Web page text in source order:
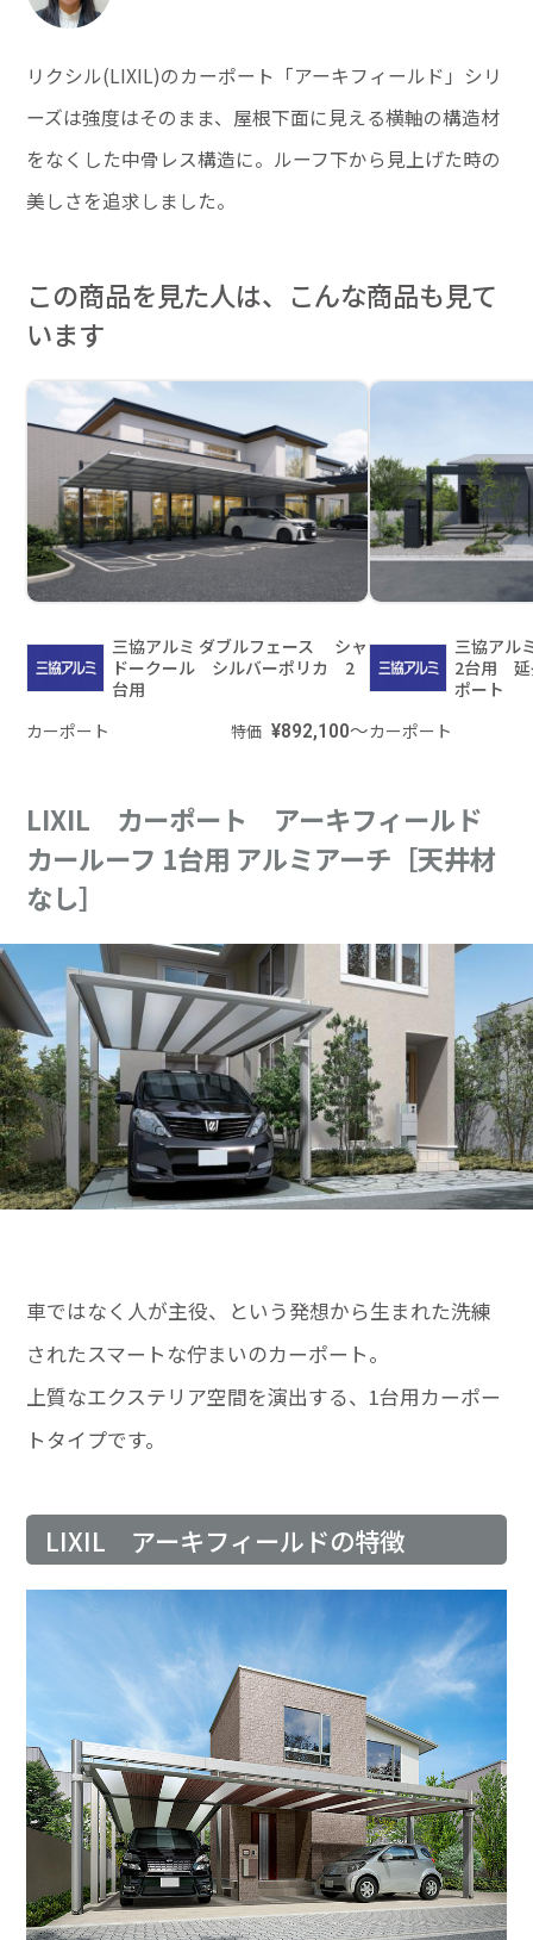
リクシル(LIXIL)のカーポート「アーキフィールド」シリ
ーズは強度はそのまま、屋根下面に見える横軸の構造材
をなくした中骨レス構造に。ルーフ下から見上げた時の
美しさを追求しました。
この商品を見た人は、こんな商品も見て
います
三協アルミ ダブルフェース シャ
ドークール シルバーポリカ 2
台用
カーポート
特価 ¥892,100～
三協ア
2台用 延
ポート
カーポート
LIXIL カーポート アーキフィールド
カールーフ 1台用 アルミアーチ［天井材
なし］
車ではなく人が主役、という発想から生まれた洗練
されたスマートな佇まいのカーポート。
上質なエクステリア空間を演出する、1台用カーポー
トタイプです。
LIXIL アーキフィールドの特徴